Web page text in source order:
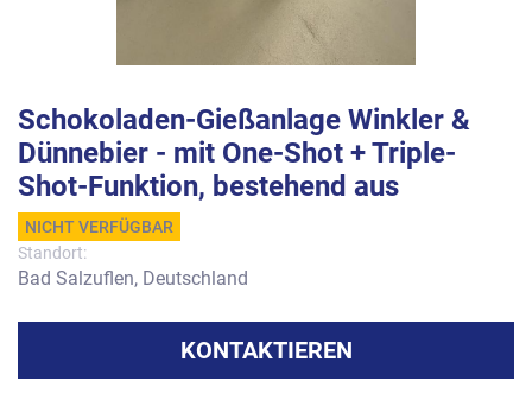
Schokoladen-Gießanlage Winkler &
Dünnebier - mit One-Shot + Triple-
Shot-Funktion, bestehend aus
NICHT VERFÜGBAR
Standort:
Bad Salzuflen, Deutschland
KONTAKTIEREN